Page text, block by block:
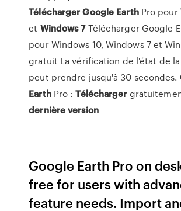
Télécharger Google EarthPro pour
et Windows7Télécharger Google
pour Windows 10, Windows 7 et
gratuit La vérification de l'état de la
peut prendre jusqu'à 30 secondes.
EarthPro :Télécharger
dernièreversion
Google Earth Pro on
free for users with
feature needs. Import